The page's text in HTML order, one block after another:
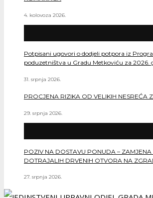
4. kolovoza 2026.
Potpisani ugovori o dodjeli potpora iz
poduzetništva u Gradu Metkoviću za 2026.
31. srpnja 2026.
PROCJENA RIZIKA OD VELIKIH NESREĆA
29. srpnja 2026.
POZIV NA DOSTAVU PONUDA – ZAMJENA
DOTRAJALIH DRVENIH OTVORA NA
27. srpnja 2026.